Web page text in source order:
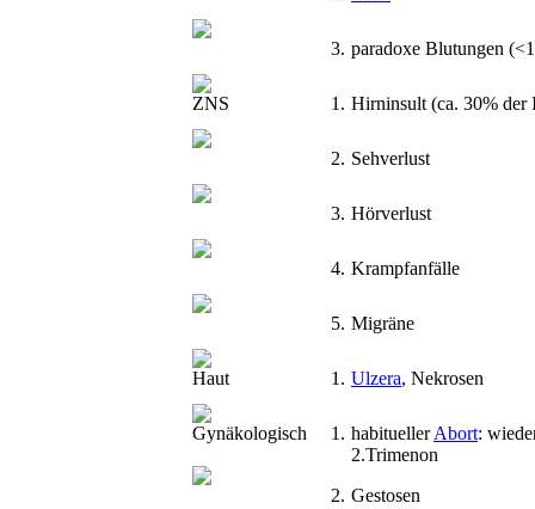
3. paradoxe Blutungen
ZNS 1. Hirninsult (ca. 30% der
2. Sehverlust
3. Hörverlust
4. Krampfanfälle
5. Migräne
Haut 1. Ulzera, Nekrosen
Gynäkologisch 1. habituellerAbort:
2.Trimenon
2. Gestosen